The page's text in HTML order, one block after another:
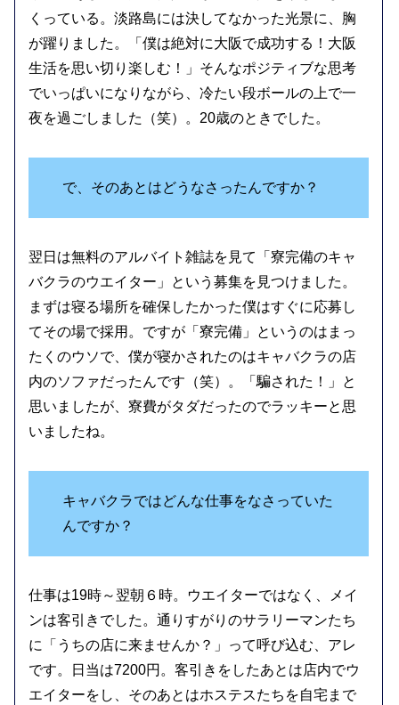
くっている。淡路島には決してなかった光景に、胸
が躍りました。「僕は絶対に大阪で成功する！大阪
生活を思い切り楽しむ！」そんなポジティブな思考
でいっぱいになりながら、冷たい段ボールの上で一
夜を過ごしました（笑）。20歳のときでした。
で、そのあとはどうなさったんですか？
翌日は無料のアルバイト雑誌を見て「寮完備のキャ
バクラのウエイター」という募集を見つけました。
まずは寝る場所を確保したかった僕はすぐに応募し
てその場で採用。ですが「寮完備」というのはまっ
たくのウソで、僕が寝かされたのはキャバクラの店
内のソファだったんです（笑）。「騙された！」と
思いましたが、寮費がタダだったのでラッキーと思
いましたね。
キャバクラではどんな仕事をなさっていた
んですか？
仕事は19時～翌朝６時。ウエイターではなく、メイ
ンは客引きでした。通りすがりのサラリーマンたち
に「うちの店に来ませんか？」って呼び込む、アレ
です。日当は7200円。客引きをしたあとは店内でウ
エイターをし、そのあとはホステスたちを自宅まで